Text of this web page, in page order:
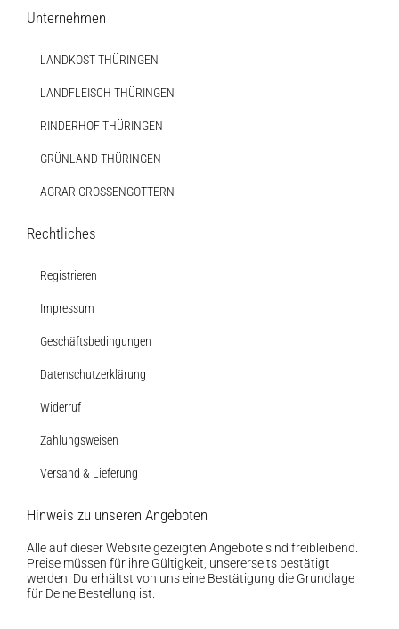
Unternehmen
LANDKOST THÜRINGEN
LANDFLEISCH THÜRINGEN
RINDERHOF THÜRINGEN
GRÜNLAND THÜRINGEN
AGRAR GROSSENGOTTERN
Rechtliches
Registrieren
Impressum
Geschäftsbedingungen
Datenschutzerklärung
Widerruf
Zahlungsweisen
Versand & Lieferung
Hinweis zu unseren Angeboten
Alle auf dieser Website gezeigten Angebote sind freibleibend.
Preise müssen für ihre Gültigkeit, unsererseits bestätigt
werden. Du erhältst von uns eine Bestätigung die Grundlage
für Deine Bestellung ist.
Hofladen Seebach
Über uns